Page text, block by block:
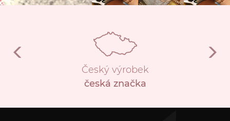
Český výrobek
česká značka